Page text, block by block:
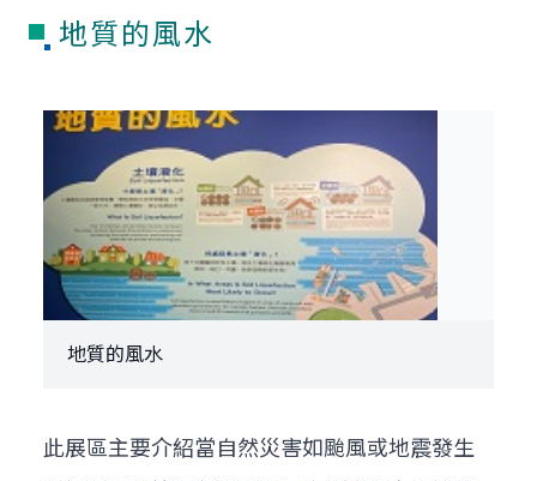
地質的風水
地質的風水
此展區主要介紹當自然災害如颱風或地震發生